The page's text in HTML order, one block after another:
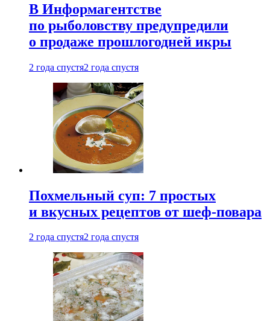
В Информагентстве
по рыболовству предупредили
о продаже прошлогодней икры
2 года спустя2 года спустя
Похмельный суп: 7 простых
и вкусных рецептов от шеф-повара
2 года спустя2 года спустя